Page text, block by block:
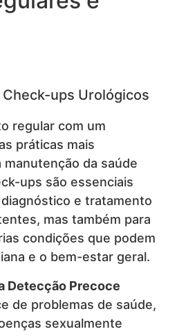
Check-ups Urológicos
regular com um
práticas mais
da saúde
ups são essenciais
e tratamento
mas também para
condições que podem
e o bem-estar geral.
Detecção Precoce
de problemas de saúde,
sexualmente